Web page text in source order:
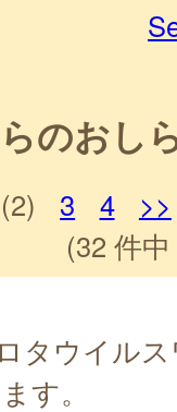
のおし
(2) 3 4
>>
(32 件
タウイル
す。